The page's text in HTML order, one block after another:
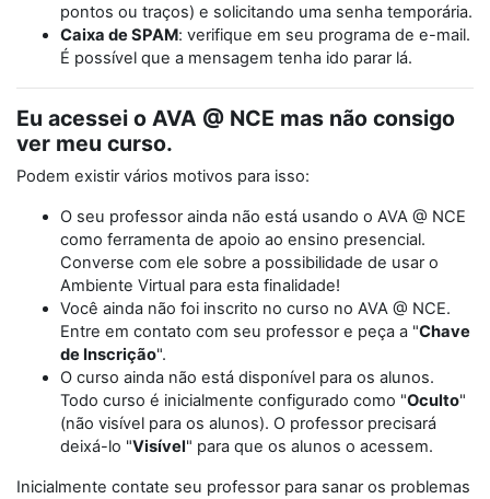
pontos ou traços) e solicitando uma senha temporária.
Caixa de SPAM: verifique em seu programa de e-mail.
É possível que a mensagem tenha ido parar lá.
Eu acessei o AVA @ NCE mas não consigo
ver meu curso.
Podem existir vários motivos para isso:
O seu professor ainda não está usando o AVA @ NCE
como ferramenta de apoio ao ensino presencial.
Converse com ele sobre a possibilidade de usar o
Ambiente Virtual para esta finalidade!
Você ainda não foi inscrito no curso no AVA @ NCE.
Entre em contato com seu professor e peça a "Chave
de Inscrição".
O curso ainda não está disponível para os alunos.
Todo curso é inicialmente configurado como "Oculto"
(não visível para os alunos). O professor precisará
deixá-lo "Visível" para que os alunos o acessem.
Inicialmente contate seu professor para sanar os problemas